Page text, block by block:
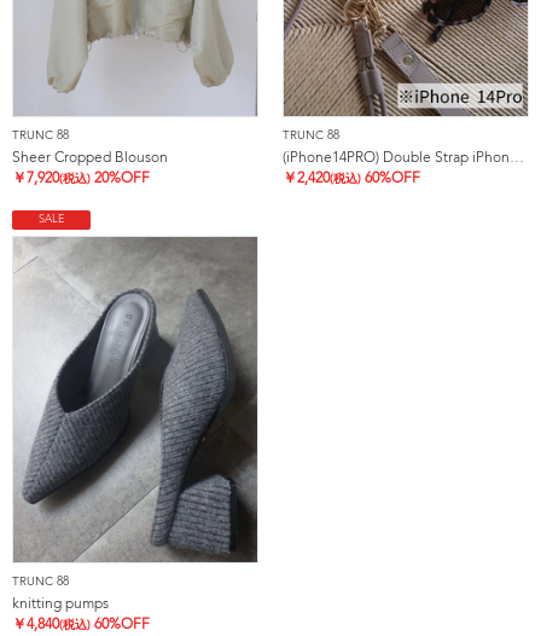
TRUNC 88
Sheer Cropped Blouson
￥ 7,920(税込) 20%OFF
TRUNC 88
(iPhone14PRO) Double Strap iPhone Case
￥2,420(税込) 60%OFF
SALE
TRUNC 88
knitting pumps
￥4,840(税込) 60%OFF